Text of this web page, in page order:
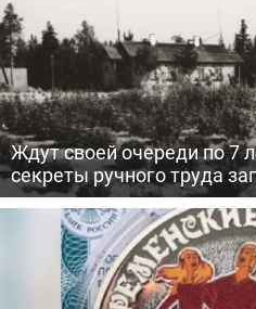
Ждут своей очереди по 7
секреты ручного труда